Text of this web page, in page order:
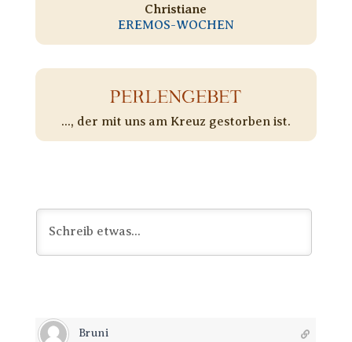
Christiane
EREMOS-WOCHEN
PERLENGEBET
..., der mit uns am Kreuz gestorben ist.
Bruni